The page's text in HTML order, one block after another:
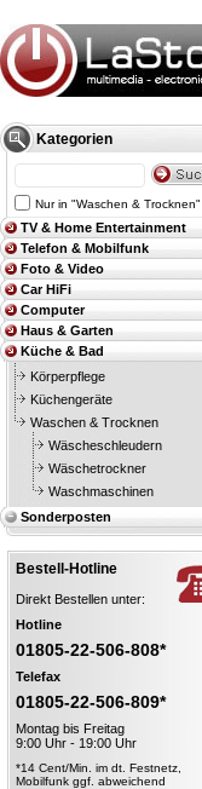
Kategorien
Nur in "Waschen & Trocknen"
TV & Home Entertainment
Telefon & Mobilfunk
Foto & Video
Car HiFi
Computer
Haus & Garten
Küche & Bad
Körperpflege
Küchengeräte
Waschen & Trocknen
Wäscheschleudern
Wäschetrockner
Waschmaschinen
Sonderposten
Bestell-Hotline
Direkt Bestellen unter:
Hotline
01805-22-506-808*
Telefax
01805-22-506-809*
Montag bis Freitag
9:00 Uhr - 19:00 Uhr
*14 Cent/Min. im dt. Festnetz,
Mobilfunk ggf. abweichend